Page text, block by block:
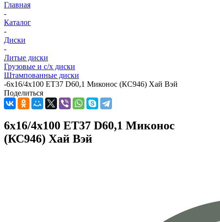
Главная
-
Каталог
-
Диски
-
Литые диски
Грузовые и с/х диски
Штампованные диски
-6x16/4x100 ET37 D60,1 Миконос (КС946) Хай Вэй
Поделиться
6x16/4x100 ET37 D60,1 Миконос
(КС946) Хай Вэй